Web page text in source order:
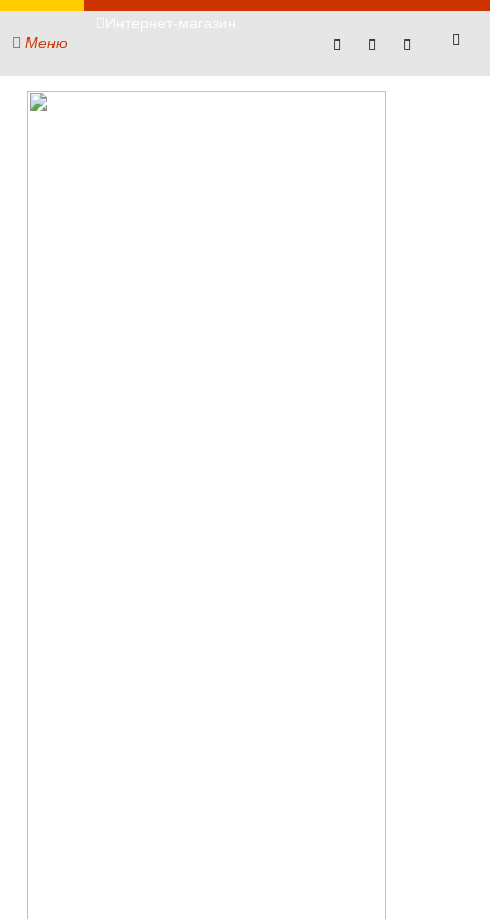
Меню
Интернет-магазин